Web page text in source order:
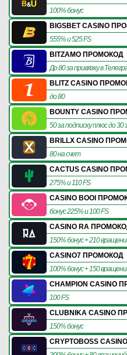
100% бонус
BIGSBET CASINO
555% и 525 FS
BITZAMO ПРОМОКОД
До 80 за привязку в
BLITZ CASINO
до 80
BOUNTY CASINO
50 за подписку плюс до 30
BRILLX CASINO
80 на счет
CACTUS CASINO
275% и 110 FS
CASINO BOOI
бонус 225% и 100 FS
CASINO RA
150% бонус + 210
CASINO7 ПРОМОКОД
100% бонус + 150
CHAMPION CASINO
100 FS
CLUBNIKA CASINO
150% бонус
CRYPTOBOSS